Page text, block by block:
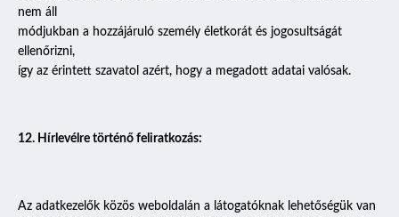
nem áll
módjukban a hozzájáruló személy életkorát és jogosultságát
ellenőrizni,
így az érintett szavatol azért, hogy a megadott adatai valósak.
12. Hírlevélre történő feliratkozás:
Az adatkezelők közös weboldalán a látogatóknak lehetőségük van